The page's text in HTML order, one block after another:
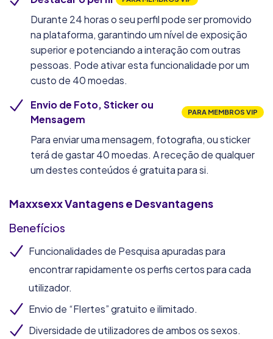
Durante 24 horas o seu perfil pode ser promovido
na plataforma, garantindo um nível de exposição
superior e potenciando a interação com outras
pessoas. Pode ativar esta funcionalidade por um
custo de 40 moedas.
Envio de Foto, Sticker ou
Mensagem
PARA MEMBROS VIP
Para enviar uma mensagem, fotografia, ou sticker
terá de gastar 40 moedas. A receção de qualquer
um destes conteúdos é gratuita para si.
MaxxsexxVantagens e Desvantagens
Benefícios
Funcionalidades de Pesquisa apuradas para
encontrar rapidamente os perfis certos para cada
utilizador.
Envio de “Flertes” gratuito e ilimitado.
Diversidade de utilizadores de ambos os sexos.